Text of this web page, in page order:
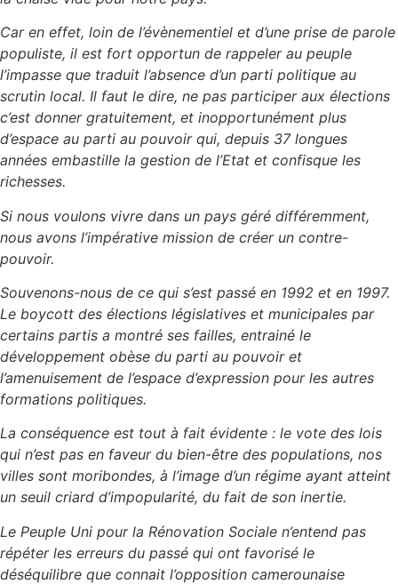
Car en effet, loin de l’évènementiel et d’une prise de parole
populiste, il est fort opportun de rappeler au peuple
l’impasse que traduit l’absence d’un parti politique au
scrutin local. Il faut le dire, ne pas participer aux élections
c’est donner gratuitement, et inopportunément plus
d’espace au parti au pouvoir qui, depuis 37 longues
années embastille la gestion de l’Etat et confisque les
richesses.
Si nous voulons vivre dans un pays géré différemment,
nous avons l’impérative mission de créer un contre-
pouvoir.
Souvenons-nous de ce qui s’est passé en 1992 et en 1997.
Le boycott des élections législatives et municipales par
certains partis a montré ses failles, entrainé le
développement obèse du parti au pouvoir et
l’amenuisement de l’espace d’expression pour les autres
formations politiques.
La conséquence est tout à fait évidente : le vote des lois
qui n’est pas en faveur du bien-être des populations, nos
villes sont moribondes, à l’image d’un régime ayant atteint
un seuil criard d’impopularité, du fait de son inertie.
Le Peuple Uni pour la Rénovation Sociale n’entend pas
répéter les erreurs du passé qui ont favorisé le
déséquilibre que connait l’opposition camerounaise